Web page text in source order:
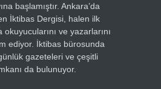
başlamıştır. Ankara’da
İktibas Dergisi, halen ilk
ve yazarlarını
ediyor. İktibas bürosunda
gazeteleri ve çeşitli
da bulunuyor.